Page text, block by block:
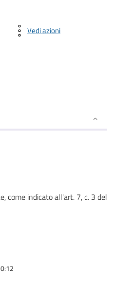
Vedi azioni
come indicato all'art. 7, c. 3 del